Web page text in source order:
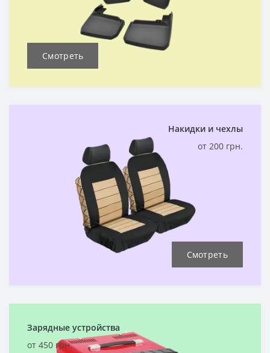
Смотреть
Накидки и чехлы
от 200 грн.
Смотреть
Зарядные устройства
от 450 грн.